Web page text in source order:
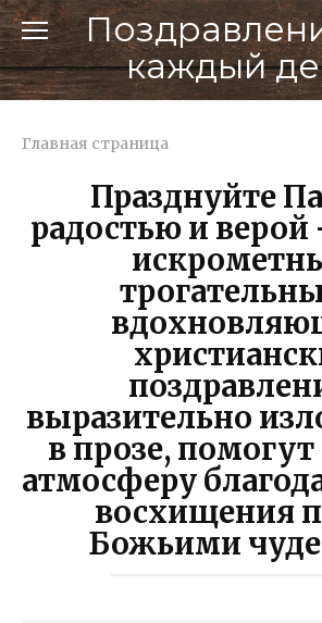
Перейти
к
контенту
каждый
Главная страница
Празднуйте
радостью и
выразительно
в прозе, помогут
атмосферу
восхищения
Божьими